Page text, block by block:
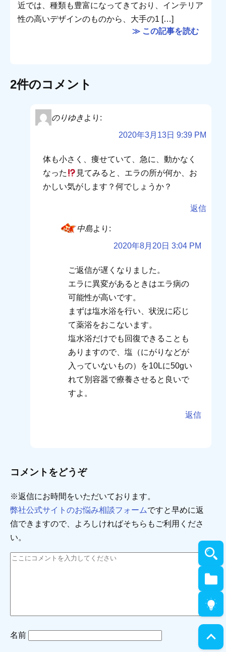
近では、種類も豊富になってきており、インテリア
性の高いデザインのものから、大手の1 […]
≫ この記事を読む
2件のコメント
のりゆきより:
2020年3月13日 9:39 PM
体も小さく、痩せていて、急に、動かなく
なった
見てみると、エラの所が何か、お
かしい気がします？何でしょうか？
返信
中島より:
2020年8月20日 3:04 PM
ご返信が遅くなりました。
エラに異変があるときはエラ病の
可能性が高いです。
まずは塩水浴を行い、状況に応じ
て薬浴をおこないます。
塩水浴だけでも回復できることも
ありますので、塩（にがりなどが
入っていないもの）を10Lに50gい
れて別容器で療養させると良いで
すよ。
返信
コメントをどうぞ
※返信にお時間をいただいております。
弊社公式サイトのお悩み相談フォームですと早めに返
信できますので、よろしければそちらもご利用くださ
い。
名前